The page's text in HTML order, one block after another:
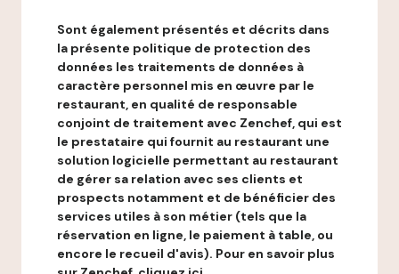
Sont également présentés et décrits dans
la présente politique de protection des
données les traitements de données à
caractère personnel mis en œuvre par le
restaurant, en qualité de responsable
conjoint de traitement avec Zenchef, qui est
le prestataire qui fournit au restaurant une
solution logicielle permettant au restaurant
de gérer sa relation avec ses clients et
prospects notamment et de bénéficier des
services utiles à son métier (tels que la
réservation en ligne, le paiement à table, ou
encore le recueil d'avis). Pour en savoir plus